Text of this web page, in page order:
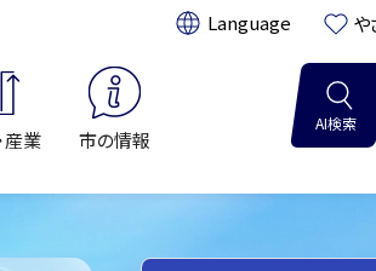
翻訳: や
産業 市の情報
AI検索